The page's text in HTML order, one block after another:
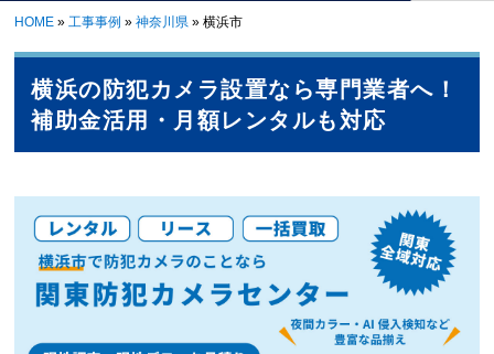
HOME »工事事例 »神奈川県 »横浜市
横浜の防犯カメラ設置なら専門業者へ！
補助金活用・月額レンタルも対応